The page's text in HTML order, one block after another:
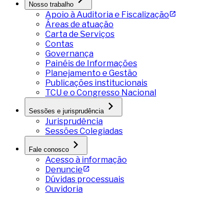
Nosso trabalho
Apoio à Auditoria e Fiscalização
Áreas de atuação
Carta de Serviços
Contas
Governança
Painéis de Informações
Planejamento e Gestão
Publicações institucionais
TCU e o Congresso Nacional
Sessões e jurisprudência
Jurisprudência
Sessões Colegiadas
Fale conosco
Acesso à informação
Denuncie
Dúvidas processuais
Ouvidoria